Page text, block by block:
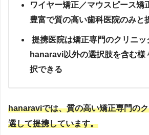
ワイヤー矯正／マウスピース矯
豊富で質の高い歯科医院のみと
提携医院は矯正専門のクリニッ
hanaravi以外の選択肢を含む様
択できる
hanaraviでは、質の高い矯正専門の
選して提携しています。